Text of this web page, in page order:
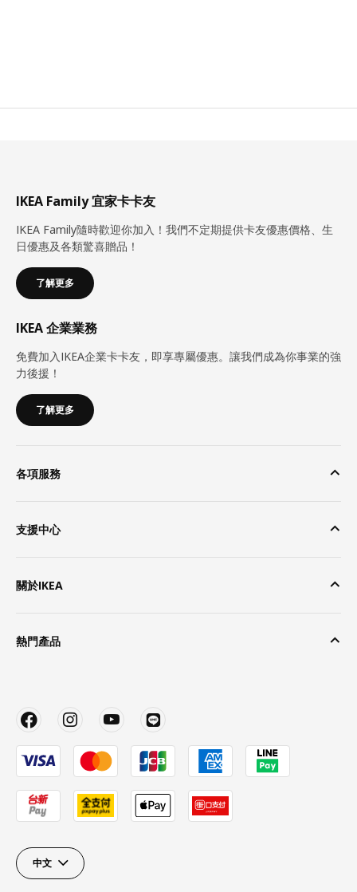
IKEA Family 宜家卡卡友
IKEA Family隨時歡迎你加入！我們不定期提供卡友優惠價格、生
日優惠及各類驚喜贈品！
了解更多
IKEA 企業業務
免費加入IKEA企業卡卡友，即享專屬優惠。讓我們成為你事業的強
力後援！
了解更多
各項服務
支援中心
關於IKEA
熱門產品
中文